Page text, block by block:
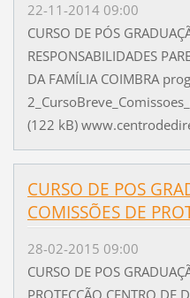
22-11-2014 09:00
CURSO DE PÓS
RESPONSABILIDADES
DA FAMÍLIA COIMBRA
(122 kB)
CURSO DE POS
COMISSÕES DE
28-02-2015 09:00
CURSO DE POS
PROTECÇÃO CENTRO DE